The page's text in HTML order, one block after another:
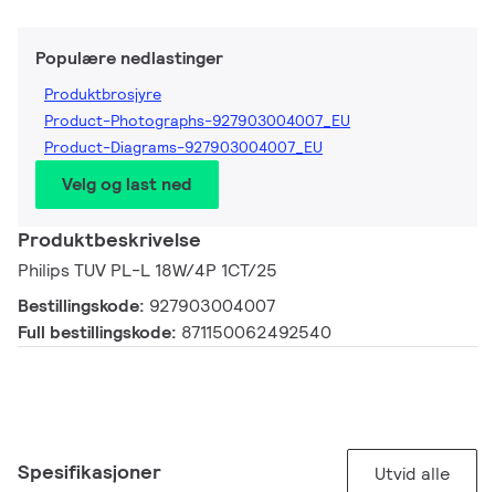
Populære nedlastinger
Produktbrosjyre
Product-Photographs-927903004007_EU
Product-Diagrams-927903004007_EU
Velg og last ned
Produktbeskrivelse
Philips TUV PL-L 18W/4P 1CT/25
Bestillingskode: 927903004007
Full bestillingskode: 871150062492540
Spesifikasjoner Utvid alle